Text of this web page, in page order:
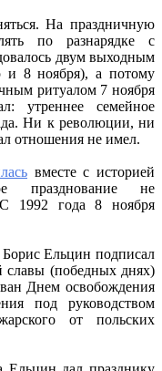
На праздничную
по разнарядке с
двум выходным
8 ноября), а потому
ритуалом 7 ноября
утреннее семейное
Ни к революции, ни
отношения не имел.
вместе с историей
празднование не
1992 года 8 ноября
Борис Ельцин подписал
славы (победных днях)
Днем освобождения
под руководством
от польских